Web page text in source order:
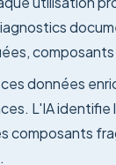
composants
données
L'IA identifie
composants